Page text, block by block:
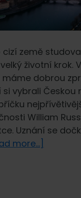
cizí země
životní krok.
máme dobrou
vybrali Českou
William
Uznání se
more...]